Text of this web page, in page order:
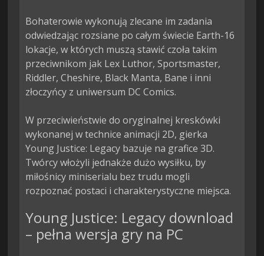
Bohaterowie wykonują zlecane im zadania
odwiedzając rozsiane po całym świecie Earth-16
lokacje, w których muszą stawić czoła takim
przeciwnikom jak Lex Luthor, Sportsmaster,
Riddler, Cheshire, Black Manta, Bane i inni
złoczyńcy z uniwersum DC Comics.
W przeciwieństwie do oryginalnej kreskówki
wykonanej w technice animacji 2D, gierka
Young Justice: Legacy bazuje na grafice 3D.
Twórcy włożyli jednakże dużo wysiłku, by
miłośnicy miniserialu bez trudu mogli
rozpoznać postaci i charakterystyczne miejsca.
Young Justice: Legacy download
– pełna wersja gry na PC